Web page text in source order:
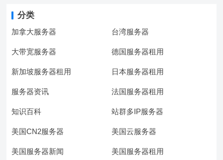
分类
加拿大服务器 台湾服务器
大带宽服务器 德国服务器租用
新加坡服务器租用 日本服务器租用
服务器资讯 法国服务器租用
知识百科 站群多IP服务器
美国CN2服务器 美国云服务器
美国服务器新闻 美国服务器租用